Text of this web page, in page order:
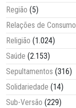
Região (5)
Relações de Consumo
Religião (1.024)
Saúde (2.153)
Sepultamentos (316)
Solidariedade (14)
Sub-Versão (229)